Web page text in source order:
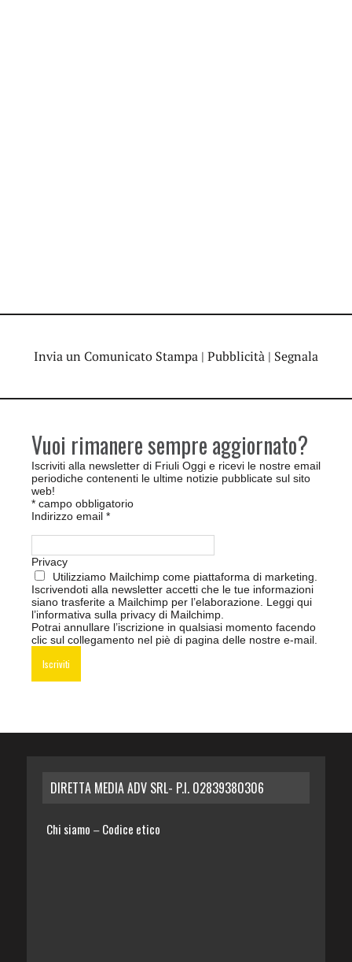
Invia un Comunicato Stampa | Pubblicità | Segnala
Vuoi rimanere sempre aggiornato?
Iscriviti alla newsletter di Friuli Oggi e ricevi le nostre email
periodiche contenenti le ultime notizie pubblicate sul sito
web!
* campo obbligatorio
Indirizzo email *
Privacy
Utilizziamo Mailchimp come piattaforma di marketing.
Iscrivendoti alla newsletter accetti che le tue informazioni
siano trasferite a Mailchimp per l’elaborazione. Leggi qui
l’informativa sulla privacy di Mailchimp
Potrai annullare l’iscrizione in qualsiasi momento facendo
clic sul collegamento nel piè di pagina delle nostre e-mail.
DIRETTA MEDIA ADV SRL- P.I. 02839380306
Chi siamo – Codice etico